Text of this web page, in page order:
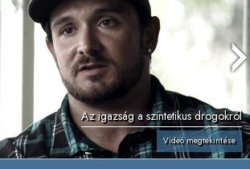
Az igazság a szintetikus drogokról
Videó megtekintése